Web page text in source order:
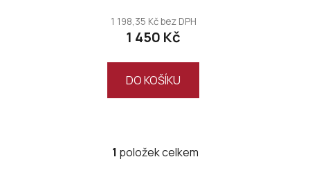
1 198,35 Kč bez DPH
1 450 Kč
DO KOŠÍKU
O
1 položek celkem